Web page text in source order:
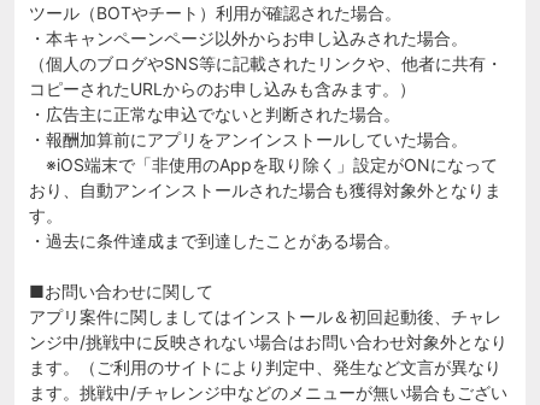
ツール（BOTやチート）利用が確認された場合。
・本キャンペーンページ以外からお申し込みされた場合。
（個人のブログやSNS等に記載されたリンクや、他者に共有・
コピーされたURLからのお申し込みも含みます。）
・広告主に正常な申込でないと判断された場合。
・報酬加算前にアプリをアンインストールしていた場合。
※iOS端末で「非使用のAppを取り除く」設定がONになって
おり、自動アンインストールされた場合も獲得対象外となりま
す。
・過去に条件達成まで到達したことがある場合。
■お問い合わせに関して
アプリ案件に関しましてはインストール＆初回起動後、チャレ
ンジ中/挑戦中に反映されない場合はお問い合わせ対象外となり
ます。（ご利用のサイトにより判定中、発生など文言が異なり
ます。挑戦中/チャレンジ中などのメニューが無い場合もござい